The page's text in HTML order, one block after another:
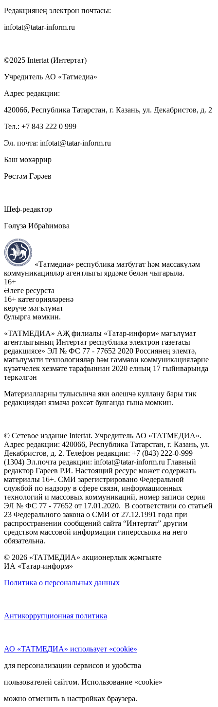
Редакциянең электрон почтасы:
infotat@tatar-inform.ru
©2025 Intertat (Интертат)
Учредитель АО «Татмедиа»
Адрес редакции:
420066, Республика Татарстан, г. Казань, ул. Декабристов, д. 2
Тел.: +7 843 222 0 999
Эл. почта: infotat@tatar-inform.ru
Баш мөхәррир
Рөстәм Гәрәев
Шеф-редактор
Гөлүзә Ибраһимова
«Татмедиа» республика матбугат һәм массакүләм
коммуникацияләр агентлыгы ярдәме белән чыгарыла.
16+
Әлеге ресурста
16+ категорияләренә
керүче мәгълүмат
булырга мөмкин.
«ТАТМЕДИА» АҖ филиалы «Татар-информ» мәгълүмат
агентлыгының Интертат республика электрон газетасы
редакциясе» ЭЛ № ФС 77 - 77652 2020 Россиянең элемтә,
мәгълүмати технологияләр һәм гаммәви коммуникацияләрне
күзәтчелек хезмәте тарафыннан 2020 елның 17 гыйнварында
теркәлгән
Материалларны тулысынча яки өлешчә куллану бары тик
редакциядән язмача рөхсәт булганда гына мөмкин.
© Сетевое издание Intertat. Учредитель АО «ТАТМЕДИА».
Адрес редакции: 420066, Республика Татарстан, г. Казань, ул.
Декабристов, д. 2. Телефон редакции: +7 (843) 222-0-999
(1304) Эл.почта редакции: infotat@tatar-inform.ru Главный
редактор Гареев Р.И. Настоящий ресурс может содержать
материалы 16+. СМИ зарегистрировано Федеральной
службой по надзору в сфере связи, информационных
технологий и массовых коммуникаций, номер записи серия
ЭЛ № ФС 77 - 77652 от 17.01.2020. В соответствии со статьей
23 Федерального закона о СМИ от 27.12.1991 года при
распространении сообщений сайта “Интертат” другим
средством массовой информации гиперссылка на него
обязательна.
© 2026 «ТАТМЕДИА» акционерлык җәмгыяте
ИА «Татар-информ»
Политика о персональных данных
Антикоррупционная политика
АО «ТАТМЕДИА» использует «cookie»
для персонализации сервисов и удобства
пользователей сайтом. Использование «cookie»
можно отменить в настройках браузера.